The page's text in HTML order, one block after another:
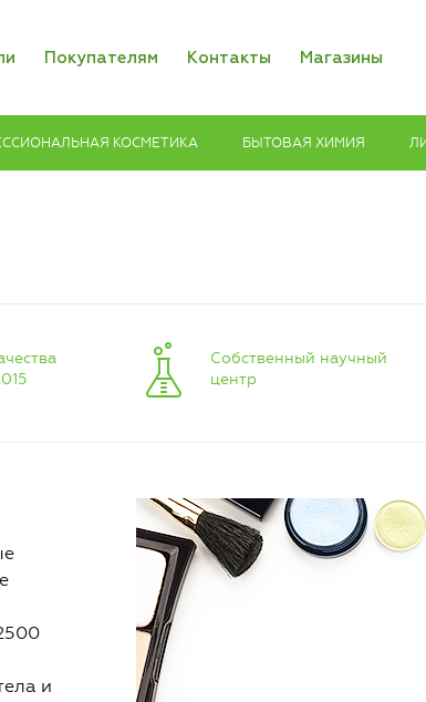
Покупателям Контакты Магазины
КОСМЕТИКА БЫТОВАЯ ХИМИЯ
Собственный научный
центр
и